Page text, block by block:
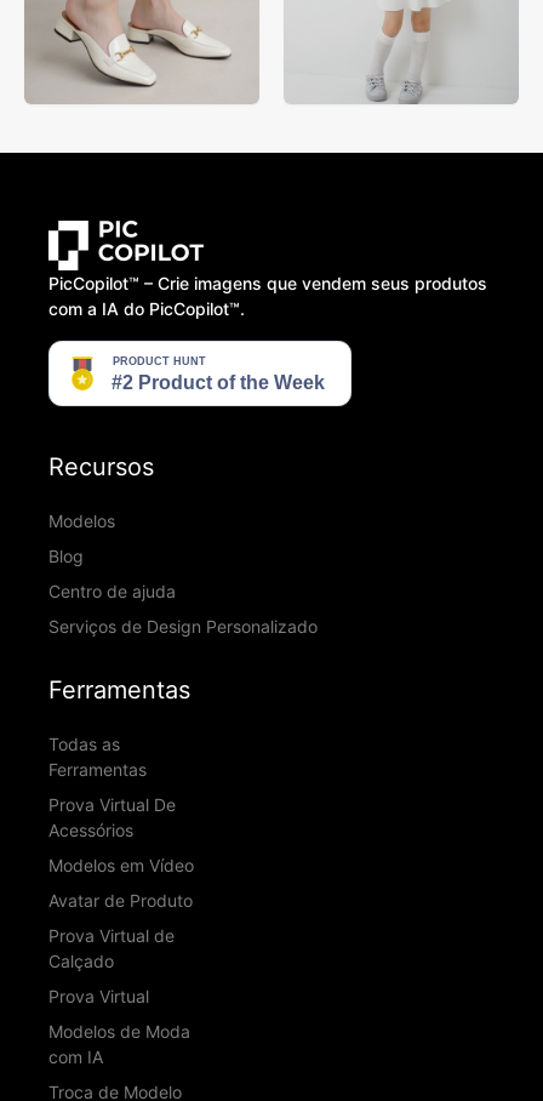
PicCopilot™️ – Crie imagens que vendem seus produtos
com a IA do PicCopilot™️.
Recursos
Modelos
Blog
Centro de ajuda
Serviços de Design Personalizado
Ferramentas
Todas as
Ferramentas
Prova Virtual De
Acessórios
Modelos em Vídeo
Avatar de Produto
Prova Virtual de
Calçado
Prova Virtual
Modelos de Moda
com IA
Troca de Modelo